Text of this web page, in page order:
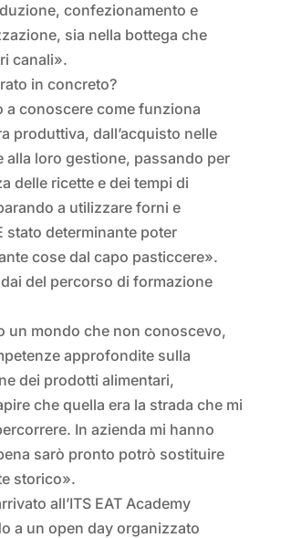
confezionamento e
sia nella bottega che
canali».
in concreto?
a conoscere come funziona
produttiva, dall’acquisto nelle
alla loro gestione, passando per
delle ricette e dei tempi di
a utilizzare forni e
stato determinante poter
cose dal capo pasticcere».
del percorso di formazione
un mondo che non conoscevo,
approfondite sulla
dei prodotti alimentari,
che quella era la strada che mi
In azienda mi hanno
sarò pronto potrò sostituire
storico».
all’ITS EAT Academy
a un open day organizzato